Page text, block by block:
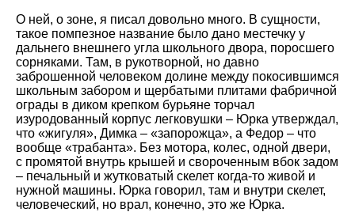
О ней, о зоне, я писал довольно много. В сущности,
такое помпезное название было дано местечку у
дальнего внешнего угла школьного двора, поросшего
сорняками. Там, в рукотворной, но давно
заброшенной человеком долине между покосившимся
школьным забором и щербатыми плитами фабричной
ограды в диком крепком бурьяне торчал
изуродованный корпус легковушки – Юрка утверждал,
что «жигуля», Димка – «запорожца», а Федор – что
вообще «трабанта». Без мотора, колес, одной двери,
с промятой внутрь крышей и свороченным вбок задом
– печальный и жутковатый скелет когда-то живой и
нужной машины. Юрка говорил, там и внутри скелет,
человеческий, но врал, конечно, это же Юрка.